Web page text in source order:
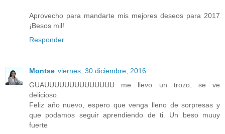
Aprovecho para mandarte mis mejores deseos para 2017
¡Besos mil!
Responder
Montse viernes, 30 diciembre, 2016
GUAUUUUUUUUUUUUUU me llevo un trozo, se ve
delicioso.
Feliz año nuevo, espero que venga lleno de sorpresas y
que podamos seguir aprendiendo de ti. Un beso muuy
fuerte